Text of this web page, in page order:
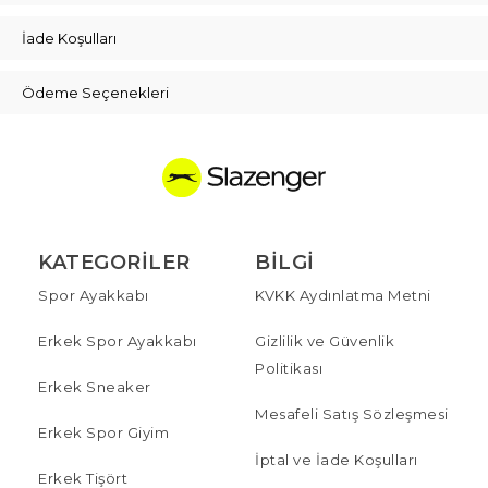
İade Koşulları
Ödeme Seçenekleri
KATEGORILER
Spor Ayakkabı
Erkek Spor Ayakkabı
Erkek Sneaker
Erkek Spor Giyim
Erkek Tişört
BILGI
KVKK Aydınlatma Metni
Gizlilik ve Güvenlik
Politikası
Mesafeli Satış Sözleşmesi
İptal ve İade Koşulları